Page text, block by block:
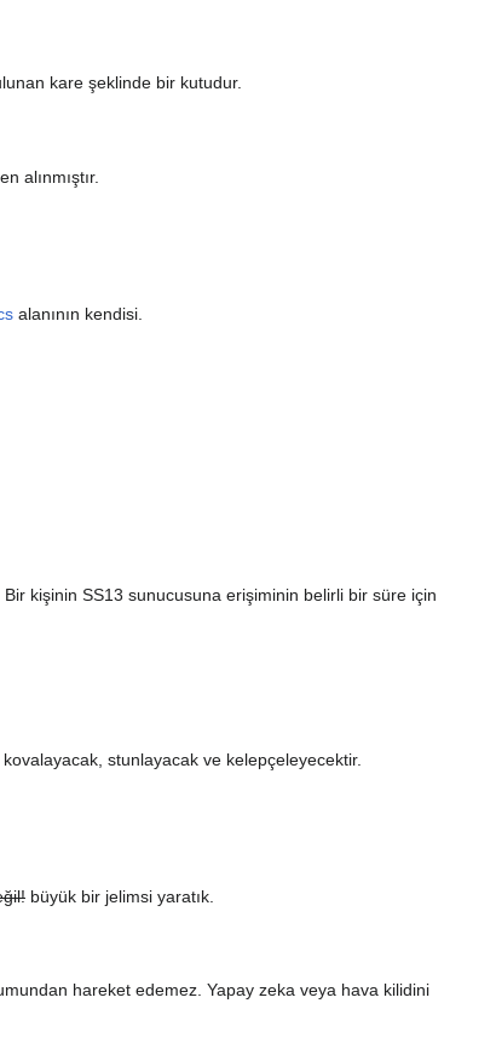
kare şeklinde bir kutudur.
alınmıştır.
alanının kendisi.
kişinin SS13 sunucusuna erişiminin belirli bir süre için
stunlayacak ve kelepçeleyecektir.
büyük bir jelimsi yaratık.
hareket edemez. Yapay zeka veya hava kilidini